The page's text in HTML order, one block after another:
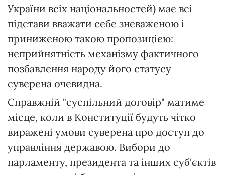
України всіх національностей) має всі
підстави вважати себе зневаженою і
приниженою такою пропозицією:
неприйнятність механізму фактичного
позбавлення народу його статусу
суверена очевидна.
Справжній "суспільний договір" матиме
місце, коли в Конституції будуть чітко
виражені умови суверена про доступ до
управління державою. Вибори до
парламенту, президента та інших суб'єктів